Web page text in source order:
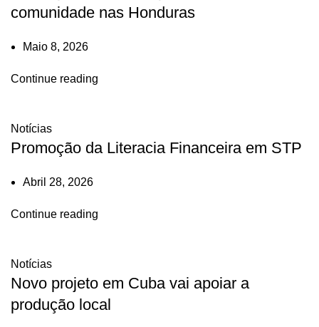
comunidade nas Honduras
Maio 8, 2026
Continue reading
Notícias
Promoção da Literacia Financeira em STP
Abril 28, 2026
Continue reading
Notícias
Novo projeto em Cuba vai apoiar a
produção local